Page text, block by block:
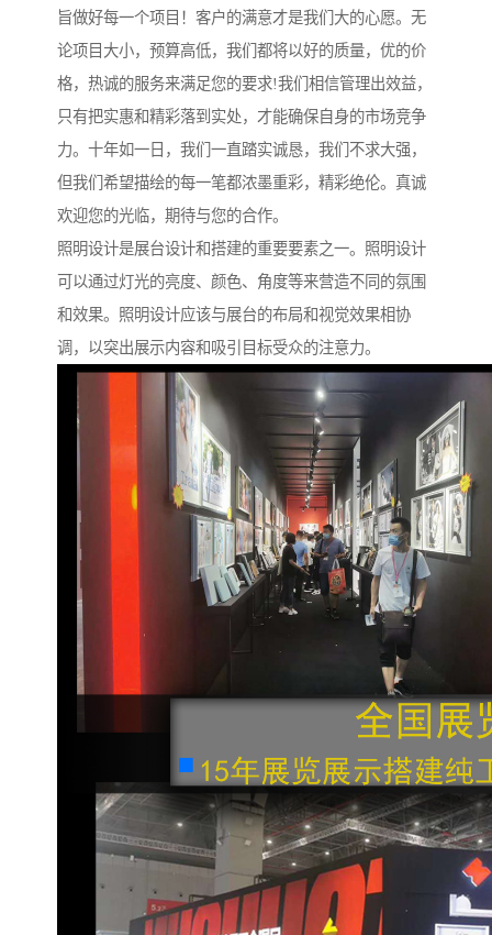
旨做好每一个项目！客户的满意才是我们大的心愿。无
论项目大小，预算高低，我们都将以好的质量，优的价
格，热诚的服务来满足您的要求!我们相信管理出效益，
只有把实惠和精彩落到实处，才能确保自身的市场竞争
力。十年如一日，我们一直踏实诚恳，我们不求大强，
但我们希望描绘的每一笔都浓墨重彩，精彩绝伦。真诚
欢迎您的光临，期待与您的合作。
照明设计是展台设计和搭建的重要要素之一。照明设计
可以通过灯光的亮度、颜色、角度等来营造不同的氛围
和效果。照明设计应该与展台的布局和视觉效果相协
调，以突出展示内容和吸引目标受众的注意力。